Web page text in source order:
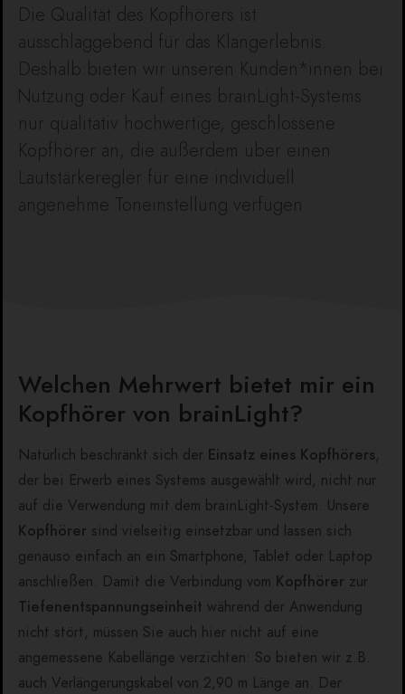
Die Qualität des Kopfhörers ist
ausschlaggebend für das Klangerlebnis.
Deshalb bieten wir unseren Kunden*innen bei
Nutzung oder Kauf eines brainLight-Systems
nur qualitativ hochwertige, geschlossene
Kopfhörer an, die außerdem über einen
Lautstärkeregler für eine individuell
angenehme Toneinstellung verfügen.
Welchen Mehrwert bietet mir ein
Kopfhörer von brainLight?
Natürlich beschränkt sich der Einsatz eines Kopfhörers,
der bei Erwerb eines Systems ausgewählt wird, nicht nur
auf die Verwendung mit dem brainLight-System. Unsere
Kopfhörer sind vielseitig einsetzbar und lassen sich
genauso einfach an ein Smartphone, Tablet oder Laptop
anschließen. Damit die Verbindung vom Kopfhörer zur
Tiefenentspannungseinheit während der Anwendung
nicht stört, müssen Sie auch hier nicht auf eine
angemessene Kabellänge verzichten: So bieten wir z.B.
auch Verlängerungskabel von 2,90 m Länge an. Der